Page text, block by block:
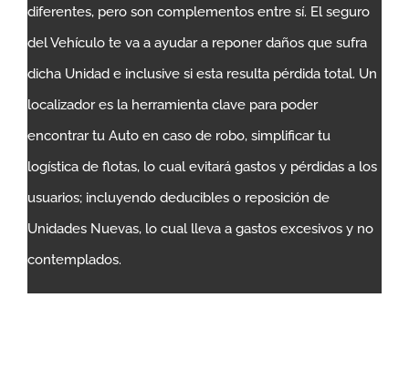
diferentes, pero son complementos entre sí. El seguro
del Vehículo te va a ayudar a reponer daños que sufra
dicha Unidad e inclusive si esta resulta pérdida total. Un
localizador es la herramienta clave para poder
encontrar tu Auto en caso de robo, simplificar tu
logística de flotas, lo cual evitará gastos y pérdidas a los
usuarios; incluyendo deducibles o reposición de
Unidades Nuevas, lo cual lleva a gastos excesivos y no
contemplados.